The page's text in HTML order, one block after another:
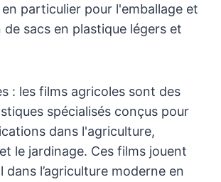
particulier pour l'emballage et
sacs en plastique légers et
: les films agricoles sont des
spécialisés conçus pour
dans l'agriculture,
le jardinage. Ces films jouent
dans l’agriculture moderne en